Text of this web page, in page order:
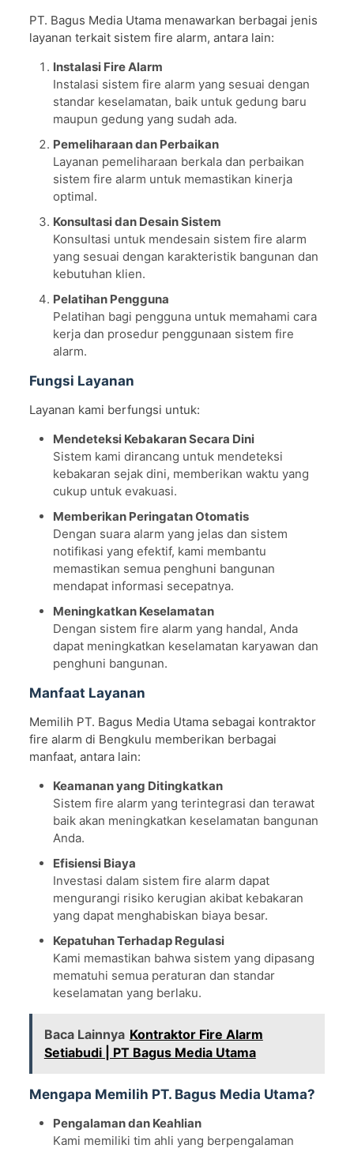
PT. Bagus Media Utama menawarkan berbagai jenis
layanan terkait sistem fire alarm, antara lain:
Instalasi Fire Alarm
Instalasi sistem fire alarm yang sesuai dengan
standar keselamatan, baik untuk gedung baru
maupun gedung yang sudah ada.
Pemeliharaan dan Perbaikan
Layanan pemeliharaan berkala dan perbaikan
sistem fire alarm untuk memastikan kinerja
optimal.
Konsultasi dan Desain Sistem
Konsultasi untuk mendesain sistem fire alarm
yang sesuai dengan karakteristik bangunan dan
kebutuhan klien.
Pelatihan Pengguna
Pelatihan bagi pengguna untuk memahami cara
kerja dan prosedur penggunaan sistem fire
alarm.
Fungsi Layanan
Layanan kami berfungsi untuk:
Mendeteksi Kebakaran Secara Dini
Sistem kami dirancang untuk mendeteksi
kebakaran sejak dini, memberikan waktu yang
cukup untuk evakuasi.
Memberikan Peringatan Otomatis
Dengan suara alarm yang jelas dan sistem
notifikasi yang efektif, kami membantu
memastikan semua penghuni bangunan
mendapat informasi secepatnya.
Meningkatkan Keselamatan
Dengan sistem fire alarm yang handal, Anda
dapat meningkatkan keselamatan karyawan dan
penghuni bangunan.
Manfaat Layanan
Memilih PT. Bagus Media Utama sebagai kontraktor
fire alarm di Bengkulu memberikan berbagai
manfaat, antara lain:
Keamanan yang Ditingkatkan
Sistem fire alarm yang terintegrasi dan terawat
baik akan meningkatkan keselamatan bangunan
Anda.
Efisiensi Biaya
Investasi dalam sistem fire alarm dapat
mengurangi risiko kerugian akibat kebakaran
yang dapat menghabiskan biaya besar.
Kepatuhan Terhadap Regulasi
Kami memastikan bahwa sistem yang dipasang
mematuhi semua peraturan dan standar
keselamatan yang berlaku.
Baca Lainnya Kontraktor Fire Alarm
Setiabudi | PT Bagus Media Utama
Mengapa Memilih PT. Bagus Media Utama?
Pengalaman dan Keahlian
Kami memiliki tim ahli yang berpengalaman